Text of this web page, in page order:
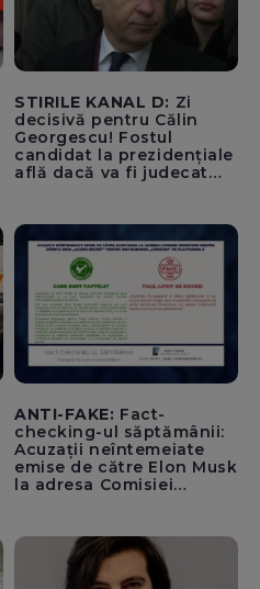
STIRILE KANAL D: Zi
decisivă pentru Călin
Georgescu! Fostul
candidat la prezidențiale
află dacă va fi judecat
ANTI-FAKE: Fact-
checking-ul săptămânii:
Acuzații neîntemeiate
emise de către Elon Musk
la adresa Comisiei
pentru instaurarea
„cenzurii” pe platforma X